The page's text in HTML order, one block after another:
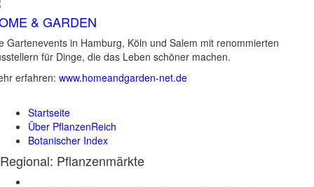
& GARDEN
Gartenevents in Hamburg, Köln und Salem mit renommierten
für Dinge, die das Leben schöner machen.
erfahren: www.homeandgarden-net.de
Startseite
Über PflanzenReich
Botanischer Index
Regional: Pflanzenmärkte